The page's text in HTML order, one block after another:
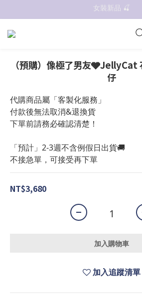
抗UV 50+防曬外套
女裝新品 🍒
（預購）像極了男友🩶JellyCat
仔
代購商品屬「客製化服務」
付款後無法取消&退換貨
下單前請務必確認清楚！
「預計」2-3週不含例假日出貨🚚
不接急單，可接受再下單
NT$3,680
加入購物車
加入追蹤清單